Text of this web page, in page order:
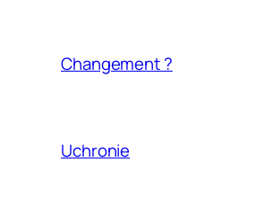
Changement ?
Uchronie